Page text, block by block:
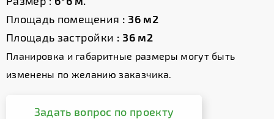
Площадь помещения : 36 м2
Площадь застройки : 36 м2
Планировка и габаритные размеры могут быть
изменены по желанию заказчика.
Задать вопрос по проекту